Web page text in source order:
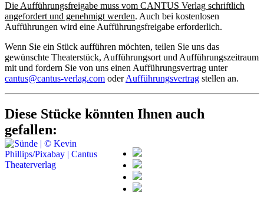
Die Aufführungsfreigabe muss vom CANTUS Verlag schriftlich
angefordert und genehmigt werden. Auch bei kostenlosen
Aufführungen wird eine Aufführungsfreigabe erforderlich.
Wenn Sie ein Stück aufführen möchten, teilen Sie uns das
gewünschte Theaterstück, Aufführungsort und Aufführungszeitraum
mit und fordern Sie von uns einen Aufführungsvertrag unter
cantus@cantus-verlag.com oderAufführungsvertrag stellen an.
Diese Stücke könnten Ihnen auch
gefallen: